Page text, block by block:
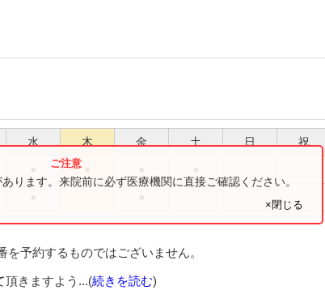
水 木 金 土 日 祝
ります。来院前に必ず医療機関に直接ご確認ください。
×閉じる
を予約するものではございません。
頂きますよう...(続きを読む)